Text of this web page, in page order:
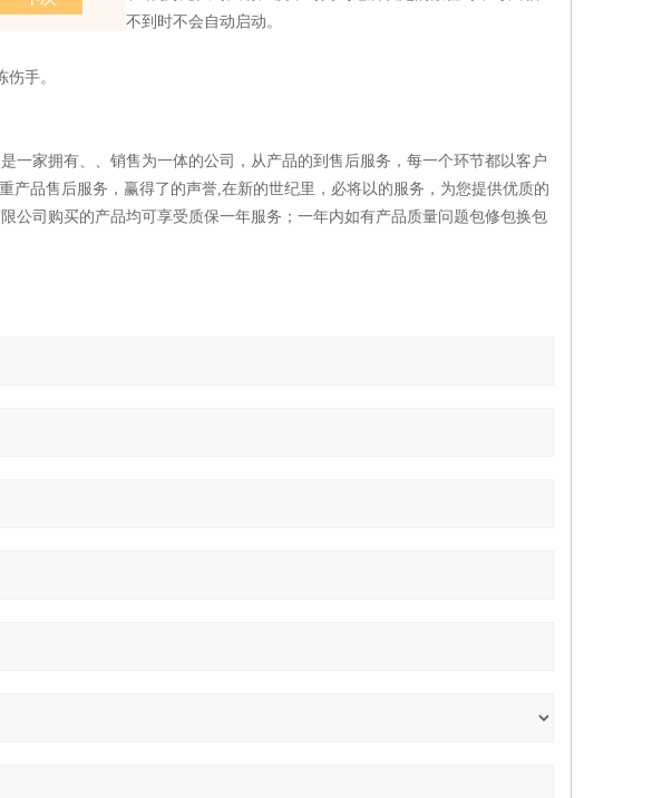
点，注意：时间不到时不会自动启动。
手。
一家拥有、、销售为一体的公司，从产品的到售后服务，每一个环节都以客户
产品售后服务，赢得了的声誉,在新的世纪里，必将以的服务，为您提供优质的
公司购买的产品均可享受质保一年服务；一年内如有产品质量问题包修包换包